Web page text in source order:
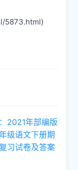
5873.html)
2021年部编版
级语文下册期
习试卷及答案